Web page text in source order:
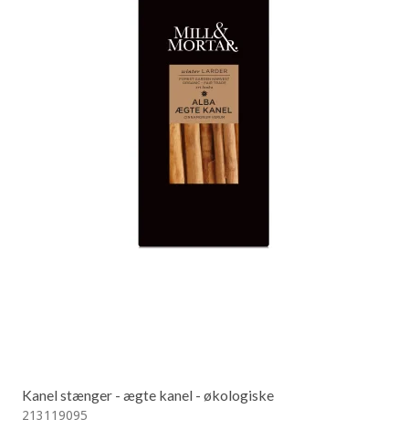
Kanel stænger - ægte kanel - økologiske
213119095